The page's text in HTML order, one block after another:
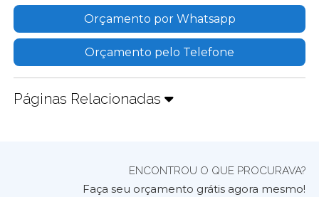
Orçamento por Whatsapp
Orçamento pelo Telefone
Páginas Relacionadas
ENCONTROU O QUE PROCURAVA?
Faça seu orçamento grátis agora mesmo!